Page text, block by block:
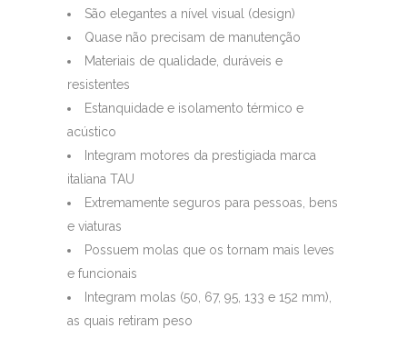
São elegantes a nível visual (design)
Quase não precisam de manutenção
Materiais de qualidade, duráveis e
resistentes
Estanquidade e isolamento térmico e
acústico
Integram motores da prestigiada marca
italiana TAU
Extremamente seguros para pessoas, bens
e viaturas
Possuem molas que os tornam mais leves
e funcionais
Integram molas (50, 67, 95, 133 e 152 mm),
as quais retiram peso